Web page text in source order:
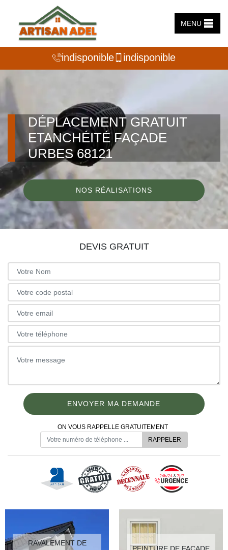
MENU
indisponible indisponible
DÉPLACEMENT GRATUIT
ETANCHÉITÉ FAÇADE
URBES 68121
NOS RÉALISATIONS
DEVIS GRATUIT
ON VOUS RAPPELLE GRATUITEMENT
RAVALEMENT DE
PEINTURE DE FAÇADE